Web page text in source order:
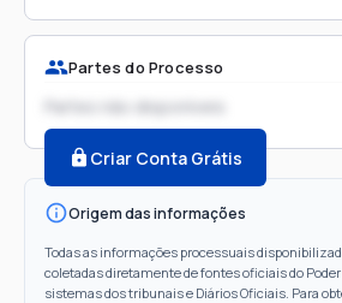
Partes do Processo
Partes não disponíveis
Criar Conta Grátis
Origem das informações
Todas as informações processuais
coletadas diretamente de fontes oficiais do
sistemas dos tribunais e Diários Oficiais. Para